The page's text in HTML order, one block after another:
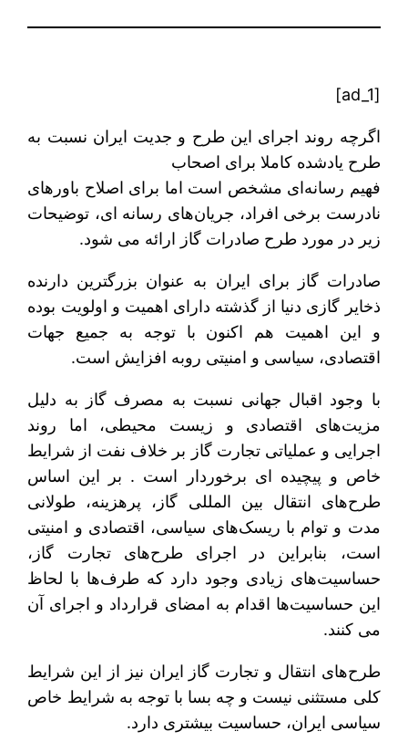
[ad_1]
اگرچه روند اجرای این طرح و جدیت ایران نسبت به
طرح یادشده کاملا برای اصحاب
فهیم رسانه‌ای مشخص است اما برای اصلاح باورهای
نادرست برخی افراد، جریان‌های رسانه ای، توضیحات
زیر در مورد طرح صادرات گاز ارائه می شود.
صادرات گاز برای ایران به عنوان بزرگترین دارنده
ذخایر گازی دنیا از گذشته دارای اهمیت و اولویت بوده
و این اهمیت هم اکنون با توجه به جمیع جهات
اقتصادی، سیاسی و امنیتی روبه افزایش است.
با وجود اقبال جهانی نسبت به مصرف گاز به دلیل
مزیت‌های اقتصادی و زیست محیطی، اما روند
اجرایی و عملیاتی تجارت گاز بر خلاف نفت از شرایط
خاص و پیچیده ای برخوردار است . بر این اساس
طرح‌های انتقال بین المللی گاز، پرهزینه، طولانی
مدت و توام با ریسک‌های سیاسی، اقتصادی و امنیتی
است، بنابراین در اجرای طرح‌های تجارت گاز،
حساسیت‌های زیادی وجود دارد که طرف‌ها با لحاظ
این حساسیت‌ها اقدام به امضای قرارداد و اجرای آن
می کنند.
طرح‌های انتقال و تجارت گاز ایران نیز از این شرایط
کلی مستثنی نیست و چه بسا با توجه به شرایط خاص
سیاسی ایران، حساسیت بیشتری دارد.